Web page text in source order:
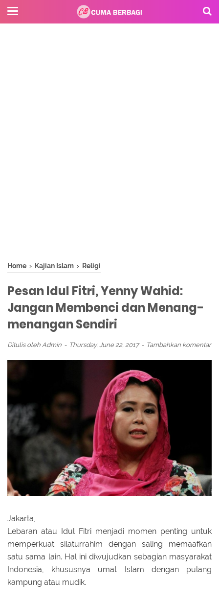
Home › Kajian Islam › Religi
Pesan Idul Fitri, Yenny Wahid:
Jangan Membenci dan Menang-
menangan Sendiri
Ditulis oleh Admin Thursday, June 22, 2017 Tambahkan komentar
Jakarta,
Lebaran atau Idul Fitri menjadi momen penting untuk
memperkuat silaturrahim dengan saling memaafkan
satu sama lain. Hal ini diwujudkan sebagian masyarakat
Indonesia, khususnya umat Islam dengan pulang
kampung atau mudik.